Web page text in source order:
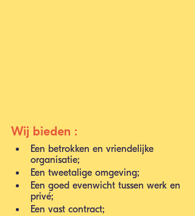
Wij bieden :
Een betrokken en vriendelijke
organisatie;
Een tweetalige omgeving;
Een goed evenwicht tussen werk en
privé;
Een vast contract;